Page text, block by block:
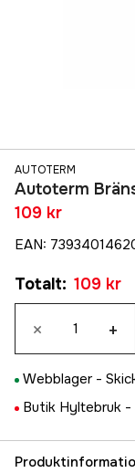
AUTOTERM
Autoterm
109 kr
EAN:
Totalt: 109 kr
× +
Webblager -
Butik Hyltebruk -